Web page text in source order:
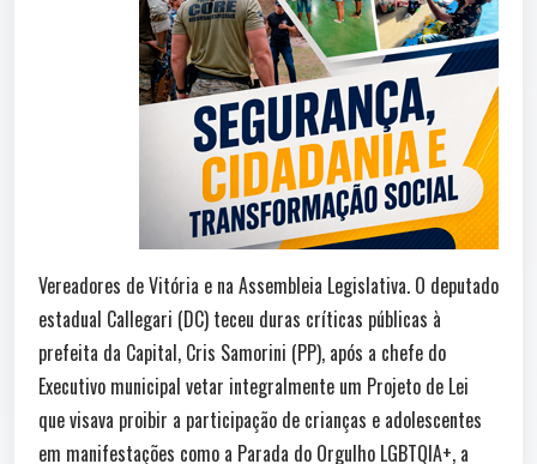
Vereadores de Vitória e na Assembleia Legislativa. O deputado
estadual Callegari (DC) teceu duras críticas públicas à
prefeita da Capital, Cris Samorini (PP), após a chefe do
Executivo municipal vetar integralmente um Projeto de Lei
que visava proibir a participação de crianças e adolescentes
em manifestações como a Parada do Orgulho LGBTQIA+, a